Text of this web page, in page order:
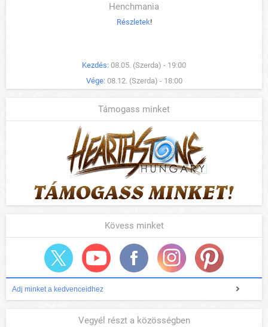
Henchmania
Részletek!
Kezdés: 08.05. (Szerda) - 19:00
Vége: 08.12. (Szerda) - 18:00
Támogass minket
Kövess minket
Adj minket a kedvenceidhez
Vegyél részt a közösségben